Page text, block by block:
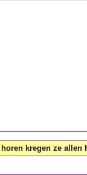
kregen ze allen